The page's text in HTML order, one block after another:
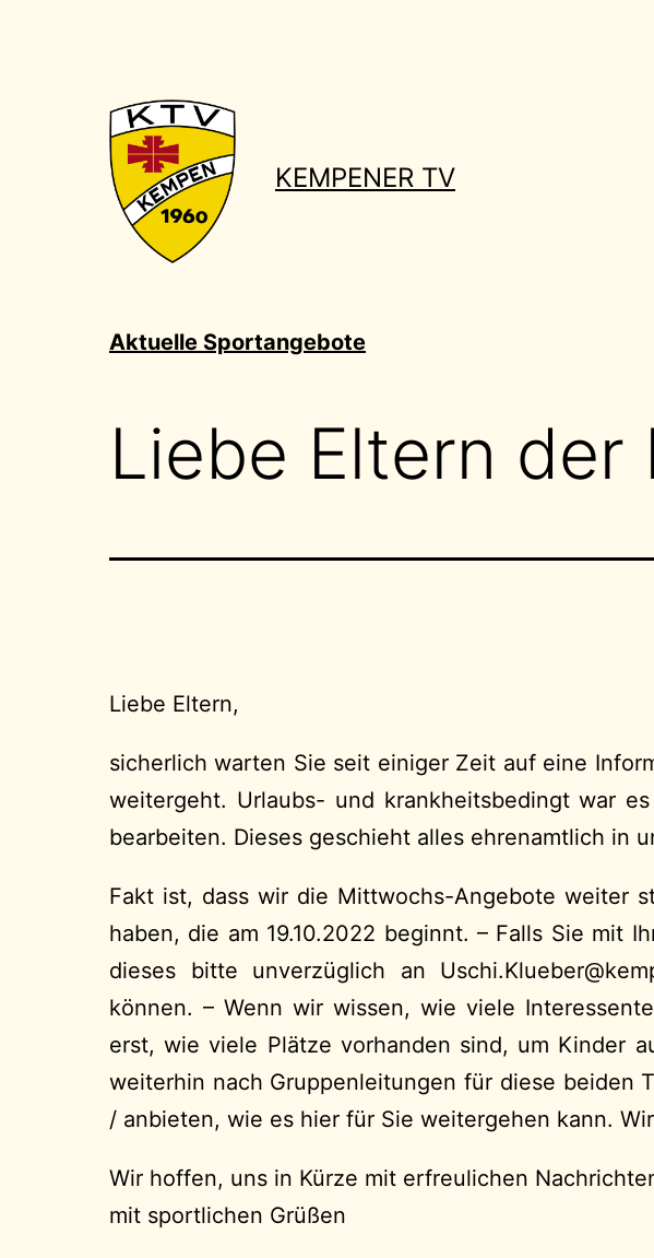
KEMPENER TV
Aktuelle Sportangebote
Liebe Eltern
Liebe Eltern,
sicherlich warten Sie seit einiger Zeit auf eine
weitergeht. Urlaubs- und krankheitsbedingt war
bearbeiten. Dieses geschieht alles ehrenamtlich in
Fakt ist, dass wir die Mittwochs-Angebote weiter
haben, die am 19.10.2022 beginnt. – Falls Sie mit
dieses bitte unverzüglich an rebeulK.ihcsU
können. – Wenn wir wissen, wie viele
erst, wie viele Plätze vorhanden sind, um Kinder
weiterhin nach Gruppenleitungen für diese beiden
/ anbieten, wie es hier für Sie weitergehen kann.
Wir hoffen, uns in Kürze mit erfreulichen
mit sportlichen Grüßen